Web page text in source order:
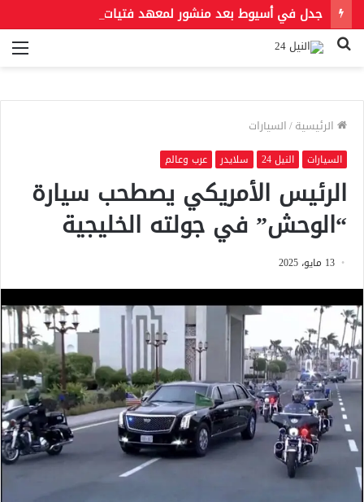
بحث
الرئيسية/السيارات
السيارات النيل 24 سلايدر عرب وعالم
الرئيس الأمريكي يصطحب سيارة
“الوحش” في جولته الخليجية
13 مايو، 2025